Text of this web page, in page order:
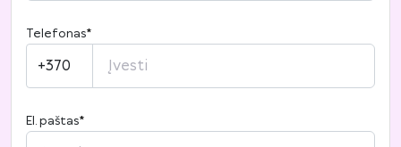
Telefonas*
+370
El. paštas*